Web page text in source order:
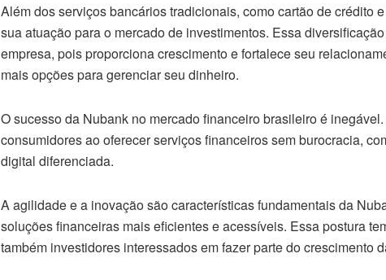
Além dos serviços bancários tradicionais, como cartão de crédito
sua atuação para o mercado de investimentos. Essa
empresa, pois proporciona crescimento e fortalece seu
mais opções para gerenciar seu dinheiro.
O sucesso da Nubank no mercado financeiro brasileiro é
consumidores ao oferecer serviços financeiros sem burocracia,
digital diferenciada.
A agilidade e a inovação são características fundamentais da
soluções financeiras mais eficientes e acessíveis. Essa postura
também investidores interessados em fazer parte do crescimento